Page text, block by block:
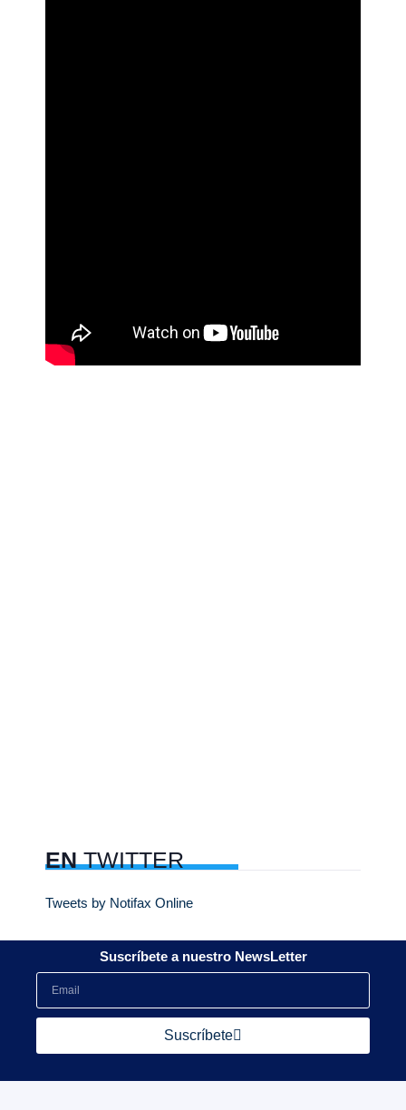
ENTWITTER
Tweets by Notifax Online
Suscríbete a nuestro NewsLetter
Suscríbete